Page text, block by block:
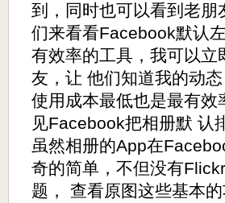
到，同时也可以看到老
们来看看Facebook默认
有效率的工具，我可以
友，让 他们知道我的动
使用成本最低也是最有
见Facebook把相册默 认
虽然相册的App在
奇的简单，不但没有
题， 查看原图这些基本